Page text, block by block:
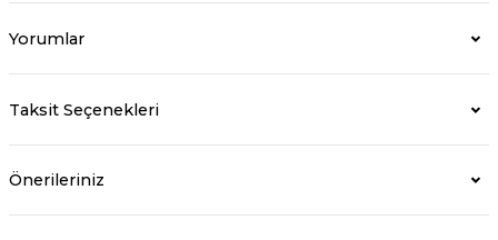
Yorumlar
Taksit Seçenekleri
Önerileriniz